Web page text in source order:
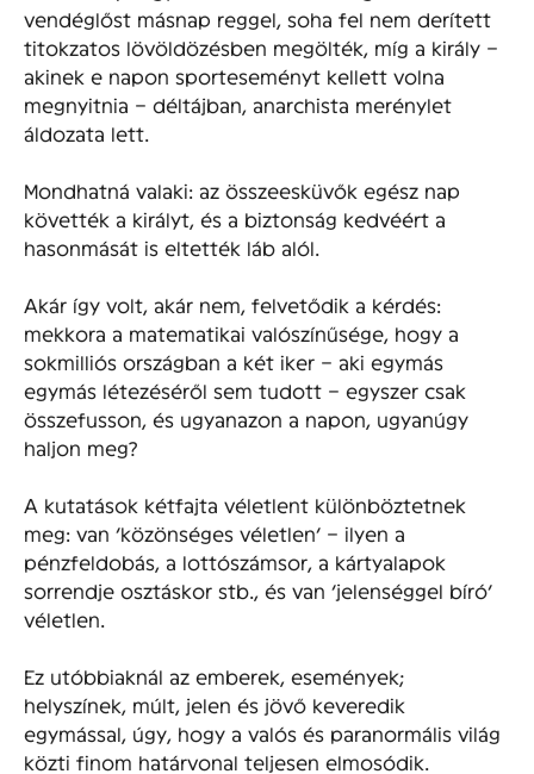
vendéglőst másnap reggel, soha fel nem derített
titokzatos lövöldözésben megölték, míg a király –
akinek e napon sporteseményt kellett volna
megnyitnia – déltájban, anarchista merénylet
áldozata lett.
Mondhatná valaki: az összeesküvők egész nap
követték a királyt, és a biztonság kedvéért a
hasonmását is eltették láb alól.
Akár így volt, akár nem, felvetődik a kérdés:
mekkora a matematikai valószínűsége, hogy a
sokmilliós országban a két iker – aki egymás
egymás létezéséről sem tudott – egyszer csak
összefusson, és ugyanazon a napon, ugyanúgy
haljon meg?
A kutatások kétfajta véletlent különböztetnek
meg: van ‘közönséges véletlen’ – ilyen a
pénzfeldobás, a lottószámsor, a kártyalapok
sorrendje osztáskor stb., és van ‘jelenséggel bíró’
véletlen.
Ez utóbbiaknál az emberek, események;
helyszínek, múlt, jelen és jövő keveredik
egymással, úgy, hogy a valós és paranormális világ
közti finom határvonal teljesen elmosódik.